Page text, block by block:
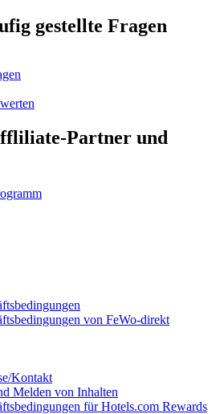
gestellte Fragen
Partner und
von FeWo-direkt
Kontakt
Melden von Inhalten
für Hotels.com Rewards